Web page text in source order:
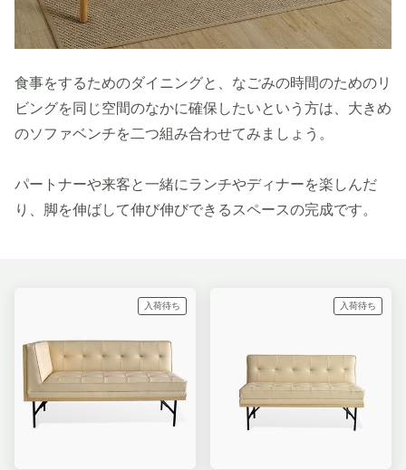
食事をするためのダイニングと、なごみの時間のためのリ
ビングを同じ空間のなかに確保したいという方は、大きめ
のソファベンチを二つ組み合わせてみましょう。
パートナーや来客と一緒にランチやディナーを楽しんだ
り、脚を伸ばして伸び伸びできるスペースの完成です。
入荷待ち 入荷待ち